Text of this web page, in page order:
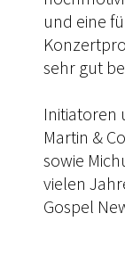
und eine
sehr gut
Initiatoren
Martin &
sowie
vielen
Gospel